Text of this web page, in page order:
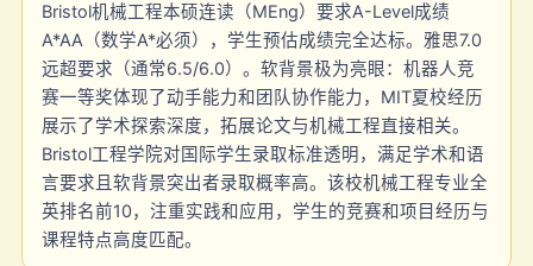
Bristol机械工程本硕连读（MEng）要求A-Level成绩
A*AA（数学A*必须），学生预估成绩完全达标。雅思7.0
远超要求（通常6.5/6.0）。软背景极为亮眼：机器人竞
赛一等奖体现了动手能力和团队协作能力，MIT夏校经历
展示了学术探索深度，拓展论文与机械工程直接相关。
Bristol工程学院对国际学生录取标准透明，满足学术和语
言要求且软背景突出者录取概率高。该校机械工程专业全
英排名前10，注重实践和应用，学生的竞赛和项目经历与
课程特点高度匹配。